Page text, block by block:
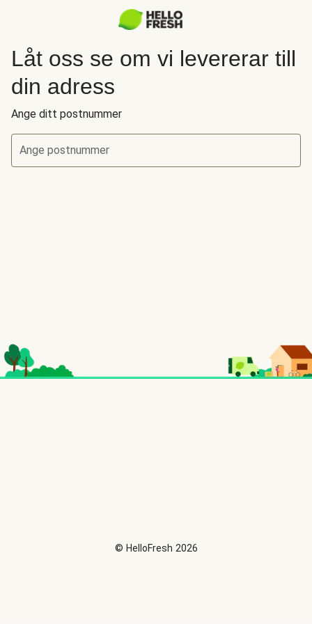
Låt oss se om vi levererar till
din adress
Ange ditt postnummer
Ange postnummer
© HelloFresh 2026